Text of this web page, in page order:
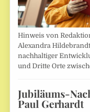
Hinweis von
Alexandra
nachhaltiger
und Dritte Orte
Jubiläums-
Paul Gerhardt